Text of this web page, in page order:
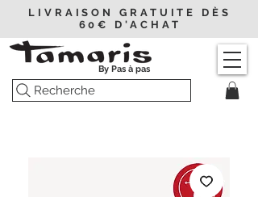
LIVRAISON GRATUITE DÈS
60€ D'ACHAT
Recherche
By Pas à pas